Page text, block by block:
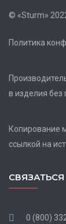
© «Sturm»
Политика
в изделия без
Копирование
ссылкой на
0 (800)